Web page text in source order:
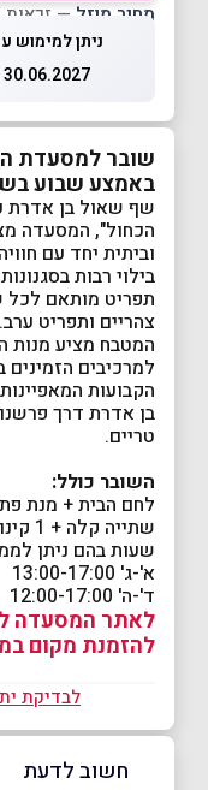
מחיר מוזל — זכאות עד 5 שוברים
ניתן למימוש
30.06.2027
שובר למסעדת
באמצע שבוע בשווי
שף שאול בן אדרת
הכחול", המסעדה
וביתית יחד עם
בילוי רבות
תפריט מותאם לכל
צהריים ותפריט ערב.
המטבח מציע מנות
למרכיבים
הקבועות
בן אדרת דרך
טריים.
השובר כולל:
שתייה קלה + 1 קינוח זוגי
שעות בהם ניתן
א'-ג' 13:00-17:00
ד'-ה' 12:00-17:00
לאתר המסעדה
להזמנת מקום
לבדיקת
חשוב לדעת